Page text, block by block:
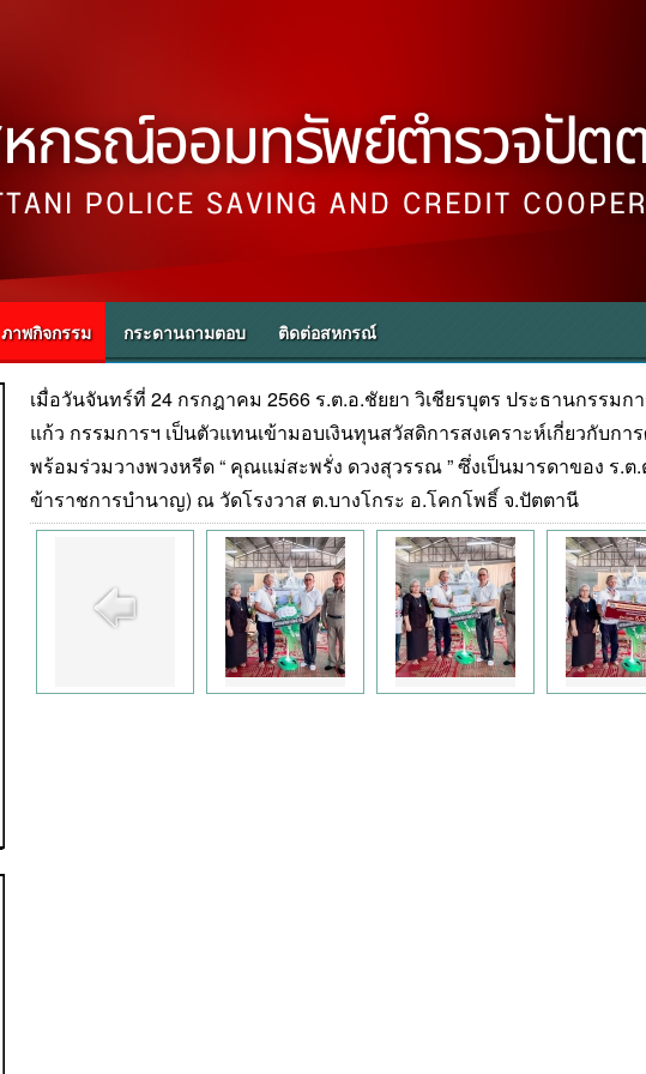
ภาพกิจกรรม กระดานถามตอบ ติดต่อสหกรณ์
เมื่อวันจันทร์ที่ 24 กรกฎาคม 2566 ร.ต.อ.ชัยยา วิเชียรบุตร ประธานกรรมก
แก้ว กรรมการฯ เป็นตัวแทนเข้ามอบเงินทุนสวัสดิการสงเคราะห์เกี่ยวกับก
พร้อมร่วมวางพวงหรีด “ คุณแม่สะพรั่ง ดวงสุวรรณ ” ซึ่งเป็นมารดาของ ร.
ข้าราชการบำนาญ) ณ วัดโรงวาส ต.บางโกระ อ.โคกโพธิ์ จ.ปัตตานี